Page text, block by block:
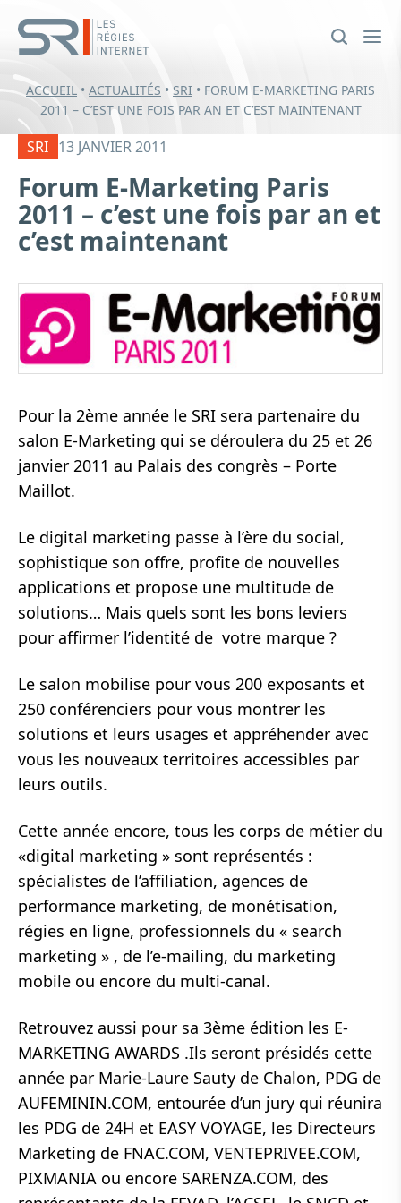
ACCUEIL • ACTUALITÉS • SRI • FORUM E-MARKETING PARIS
2011 – C’EST UNE FOIS PAR AN ET C’EST MAINTENANT
SRI 13 JANVIER 2011
Forum E-Marketing Paris
2011 – c’est une fois par an et
c’est maintenant
Pour la 2ème année le SRI sera partenaire du
salon E-Marketing qui se déroulera du 25 et 26
janvier 2011 au Palais des congrès – Porte
Maillot.
Le digital marketing passe à l’ère du social,
sophistique son offre, profite de nouvelles
applications et propose une multitude de
solutions… Mais quels sont les bons leviers
pour affirmer l’identité de votre marque ?
Le salon mobilise pour vous 200 exposants et
250 conférenciers pour vous montrer les
solutions et leurs usages et appréhender avec
vous les nouveaux territoires accessibles par
leurs outils.
Cette année encore, tous les corps de métier du
«digital marketing » sont représentés :
spécialistes de l’affiliation, agences de
performance marketing, de monétisation,
régies en ligne, professionnels du « search
marketing » , de l’e-mailing, du marketing
mobile ou encore du multi-canal.
Retrouvez aussi pour sa 3ème édition les E-
MARKETING AWARDS .Ils seront présidés cette
année par Marie-Laure Sauty de Chalon, PDG de
AUFEMININ.COM, entourée d’un jury qui réunira
les PDG de 24H et EASY VOYAGE, les Directeurs
Marketing de FNAC.COM, VENTEPRIVEE.COM,
PIXMANIA ou encore SARENZA.COM, des